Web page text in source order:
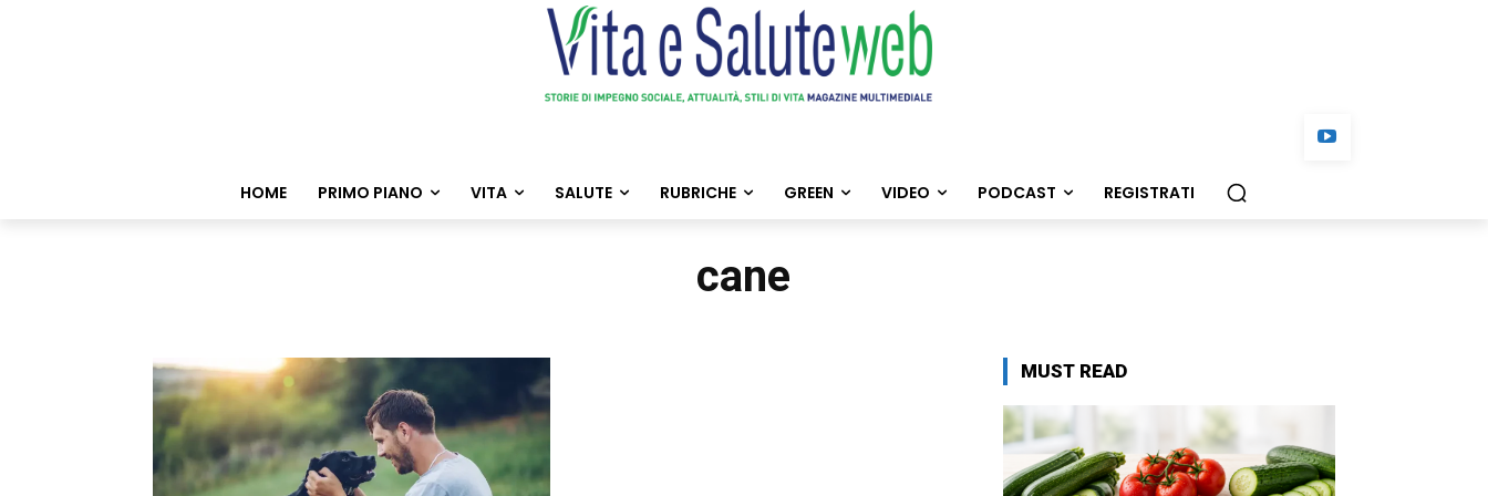
HOME PRIMO PIANO VITA SALUTE RUBRICHE GREEN VIDEO PODCAST REGISTRATI
cane
MUST READ